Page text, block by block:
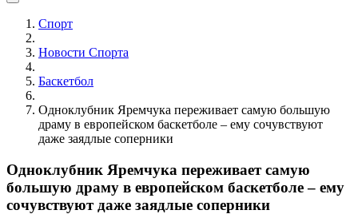
Спорт
Новости Cпорта
Баскетбол
Одноклубник Яремчука переживает самую большую
драму в европейском баскетболе – ему сочувствуют
даже заядлые соперники
Одноклубник Яремчука переживает самую
большую драму в европейском баскетболе – ему
сочувствуют даже заядлые соперники